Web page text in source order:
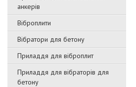
анкерів
Віброплити
Вібратори для бетону
Приладдя для віброплит
Приладдя для вібраторів для
бетону